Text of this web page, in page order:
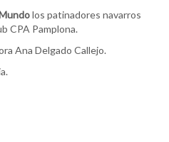
los patinadores navarros
CPA Pamplona.
Ana Delgado Callejo.